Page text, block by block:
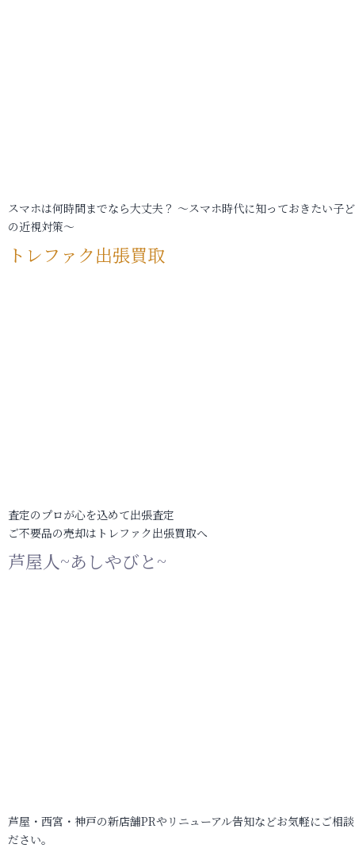
スマホは何時間までなら大丈夫？ ～スマホ時代に知っておきたい子
の近視対策～
トレファク出張買取
査定のプロが心を込めて出張査定
ご不要品の売却はトレファク出張買取へ
芦屋人~あしやびと~
芦屋・西宮・神戸の新店舗PRやリニューアル告知などお気軽にご相
ださい。